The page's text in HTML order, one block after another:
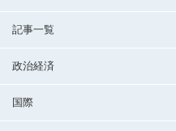
記事一覧
政治経済
国際